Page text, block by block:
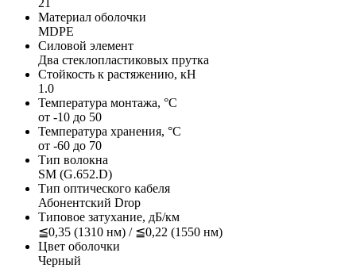
Материал оболочки
MDPE
Силовой элемент
Два стеклопластиковых прутка
Стойкость к растяжению, кН
1.0
Температура монтажа, °C
от -10 до 50
Температура хранения, °С
от -60 до 70
Тип волокна
SM (G.652.D)
Тип оптического кабеля
Абонентский Drop
Типовое затухание, дБ/км
≦0,35 (1310 нм) / ≦0,22 (1550 нм)
Цвет оболочки
Черный